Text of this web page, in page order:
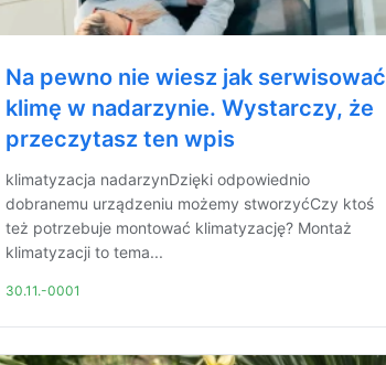
Na pewno nie wiesz jak serwisować
klimę w nadarzynie. Wystarczy, że
przeczytasz ten wpis
klimatyzacja nadarzynDzięki odpowiednio
dobranemu urządzeniu możemy stworzyćCzy ktoś
też potrzebuje montować klimatyzację? Montaż
klimatyzacji to tema...
30.11.-0001